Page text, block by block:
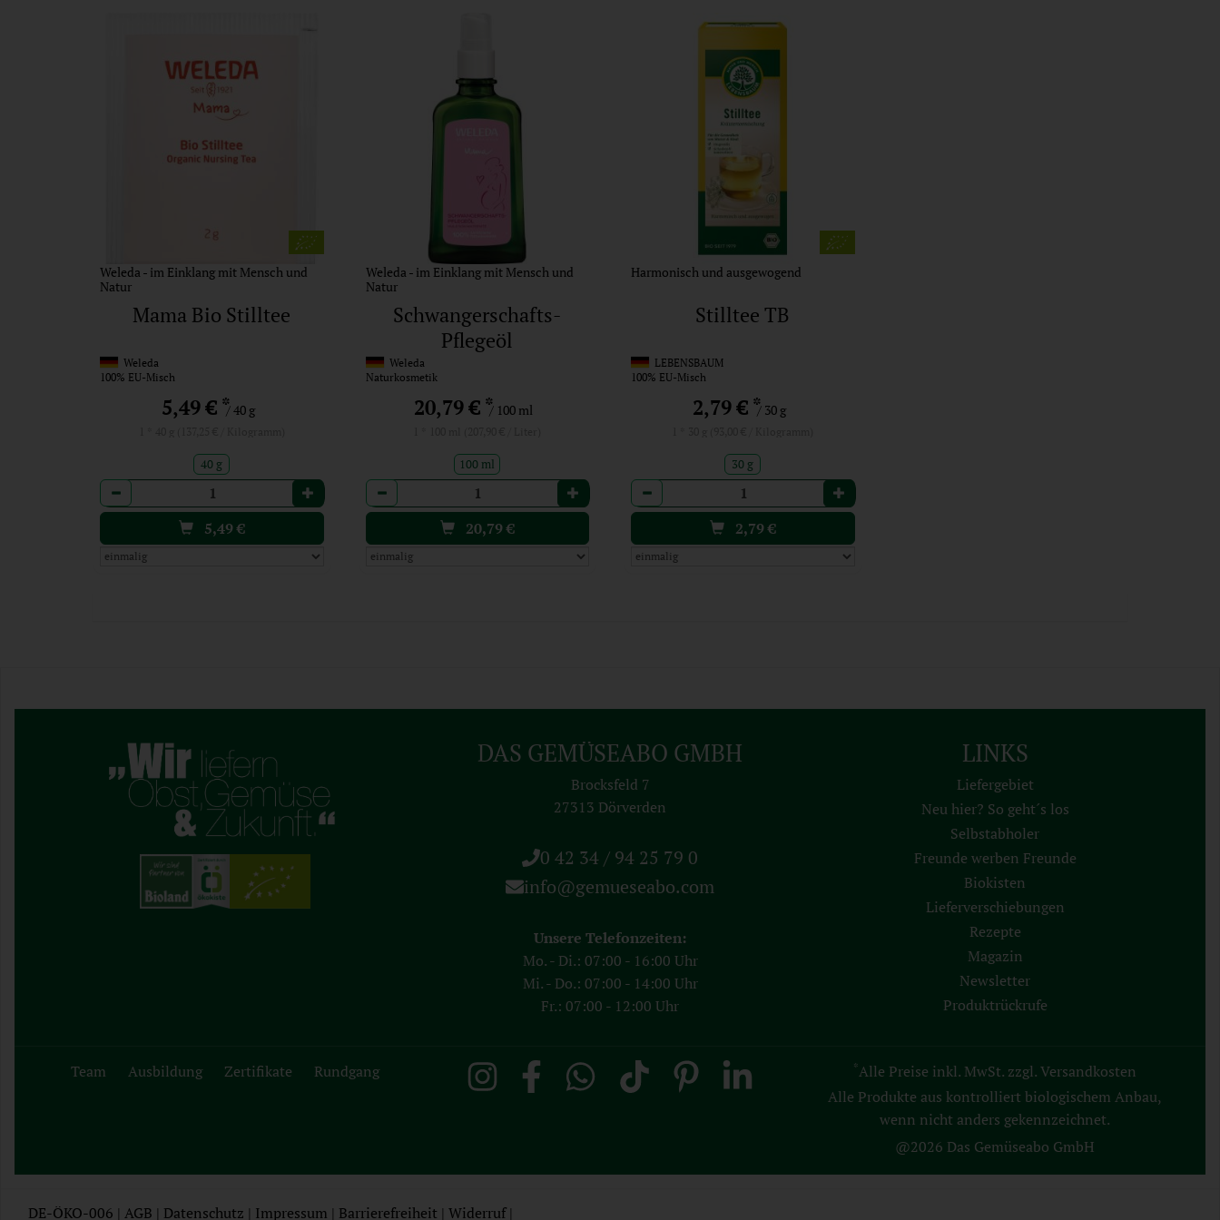
Weleda - im Einklang mit Mensch und
Natur
Mama Bio Stilltee
Weleda
100% EU-Misch
5,49 €*/ 40 g
40 g
Anzahl
5,49€
Weleda - im Einklang mit Mensch und
Natur
Schwangerschafts-
Pflegeöl
Weleda
Naturkosmetik
20,79 € */ 100 ml
100 ml
Anzahl
20,79€
Harmonisch und ausgewogend
Stilltee TB
LEBENSBAUM
100% EU-Misch
2,79 €*/ 30 g
30 g
Anzahl
2,79€
DAS GEMÜSEABO GMBH
Brocksfeld 7
27313 Dörverden
0 42 34 / 94 25 79 0
info@gemueseabo.com
Unsere Telefonzeiten:
Mo. - Di.: 07:00 - 16:00 Uhr
Mi. - Do.: 07:00 - 14:00 Uhr
Fr.: 07:00 - 12:00 Uhr
LINKS
Liefergebiet
Neu hier? So geht´s los
Selbstabholer
Freunde werben Freunde
Biokisten
Lieferverschiebungen
Rezepte
Magazin
Newsletter
Produktrückrufe
Team Ausbildung Zertifikate Rundgang *Alle Preise inkl. MwSt. zzgl. Versandkosten
Alle Produkte aus kontrolliert biologischem Anbau,
wenn nicht anders gekennzeichnet.
@2026 Das Gemüseabo GmbH
DE-ÖKO-006 | AGB | Datenschutz | Impressum | Barrierefreiheit | Widerruf|